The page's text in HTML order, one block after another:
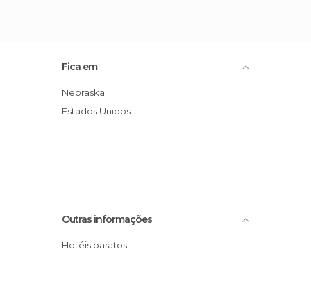
Fica em
Nebraska
Estados Unidos
Outras informações
Hotéis baratos